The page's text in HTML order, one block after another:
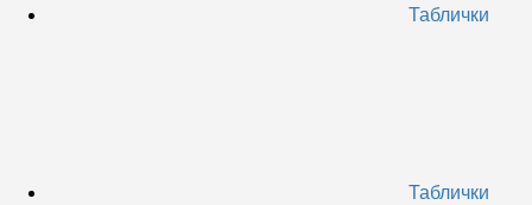
Таблички
Таблички